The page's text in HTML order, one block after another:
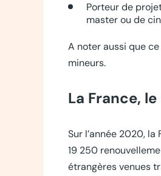
Porteur de
master ou de
A noter aussi que
mineurs.
La France,
Sur l’année 2020,
19 250
étrangères venues